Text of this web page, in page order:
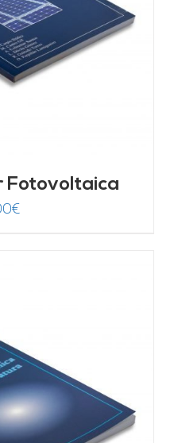
Fotovoltaica
€